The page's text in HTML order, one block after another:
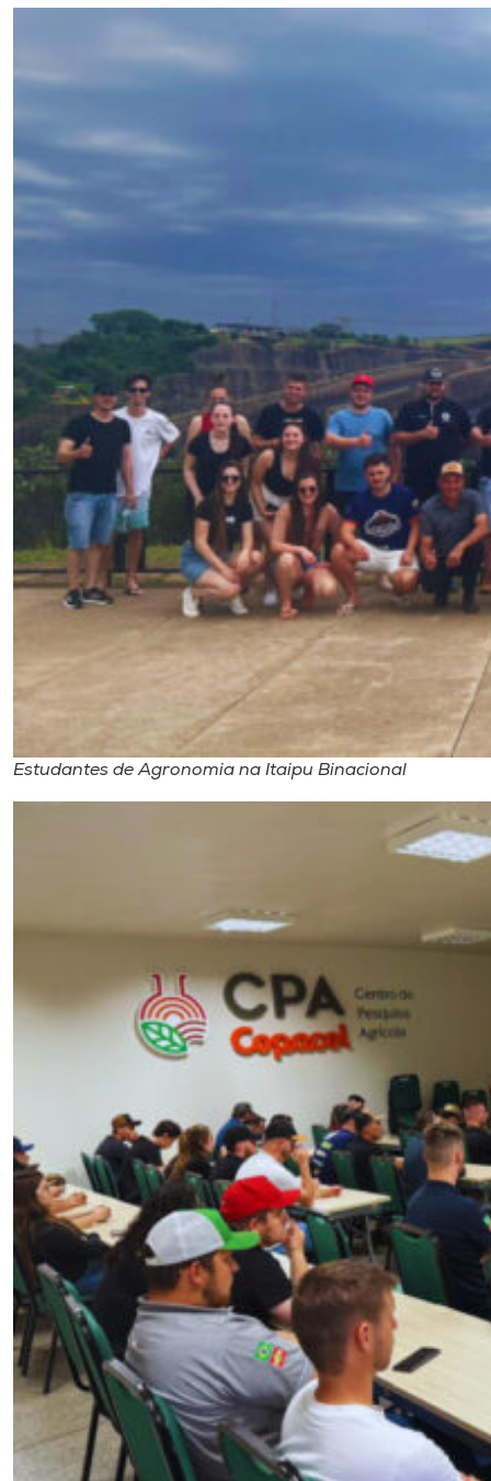
Estudantes de Agronomia na Itaipu Binacional